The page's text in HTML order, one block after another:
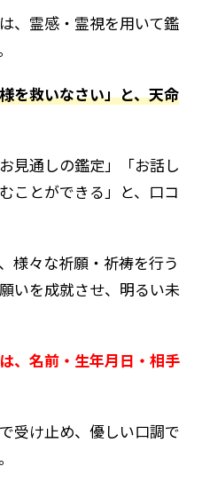
、霊感・霊視を用いて鑑
を救いなさい」と、天命
見通しの鑑定」「お話し
ことができる」と、口コ
様々な祈願・祈祷を行う
いを成就させ、明るい未
、名前・生年月日・相手
受け止め、優しい口調で